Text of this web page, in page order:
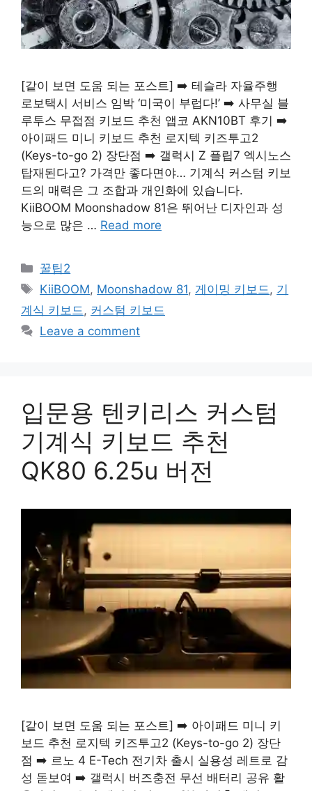
[같이 보면 도움 되는 포스트] ➡️ 테슬라 자율주행
로보택시 서비스 임박 ‘미국이 부럽다!’ ➡️ 사무실 블
루투스 무접점 키보드 추천 앱코 AKN10BT 후기 ➡️
아이패드 미니 키보드 추천 로지텍 키즈투고2
(Keys-to-go 2) 장단점 ➡️ 갤럭시 Z 플립7 엑시노스
탑재된다고? 가격만 좋다면야… 기계식 커스텀 키보
드의 매력은 그 조합과 개인화에 있습니다.
KiiBOOM Moonshadow 81은 뛰어난 디자인과 성
능으로 많은 … Read more
Categories
꿀팁2
Tags
KiiBOOM, Moonshadow 81, 게이밍 키보드, 기
계식 키보드, 커스텀 키보드
Leave a comment
입문용 텐키리스 커스텀
기계식 키보드 추천
QK80 6.25u 버전
[같이 보면 도움 되는 포스트] ➡️ 아이패드 미니 키
보드 추천 로지텍 키즈투고2 (Keys-to-go 2) 장단
점 ➡️ 르노 4 E-Tech 전기차 출시 실용성 레트로 감
성 돋보여 ➡️ 갤럭시 버즈충전 무선 배터리 공유 활